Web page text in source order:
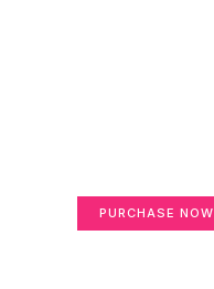
PURCHASE NOW